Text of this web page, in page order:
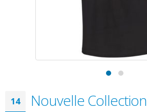
14 Nouvelle Collection